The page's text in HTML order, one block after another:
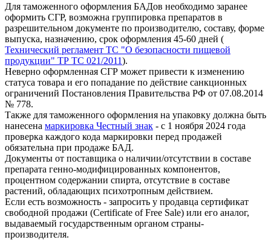
Для таможенного оформления БАДов необходимо заранее
оформить СГР, возможна группировка препаратов в
разрешительном документе по производителю, составу, форме
выпуска, назначению, срок оформления 45-60 дней (
Технический регламент ТС "О безопасности пищевой
продукции" ТР ТС 021/2011).
Неверно оформленная СГР может привести к изменению
статуса товара и его попадание по действие санкционных
ограничений Постановления Правительства РФ от 07.08.2014
№ 778.
Также для таможенного оформления на упаковку должна быть
нанесена маркировка Честный знак - с 1 ноября 2024 года
проверка каждого кода маркировки перед продажей
обязательна при продаже БАД.
Документы от поставщика о наличии/отсутствии в составе
препарата генно-модифицированных компонентов,
процентном содержании спирта, отсутствие в составе
растений, обладающих психотропным действием.
Если есть возможность - запросить у продавца сертификат
свободной продажи (Certificate of Free Sale) или его аналог,
выдаваемый государственным органом страны-
производителя.